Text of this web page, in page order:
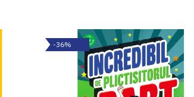
Dorinte -36%